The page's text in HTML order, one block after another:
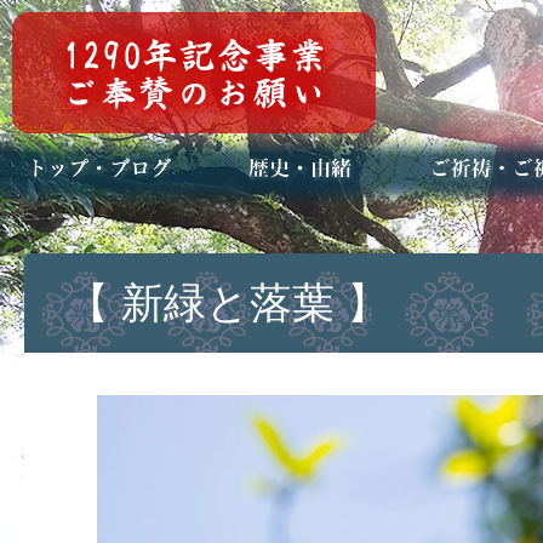
トップページ
ブログ(日々八百万)
お知らせ一覧 歴史・ご祭神
年中行事
メディア掲載 ご祈祷・ご祈
安産祈願
初宮参り
七五三詣
長寿のお祝い
神前結婚式
厄祓い・方位
車のお祓い
地鎮祭
神葬祭（神式
【 新緑と落葉 】